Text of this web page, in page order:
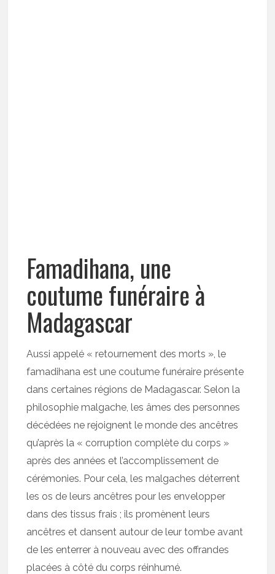
Famadihana, une
coutume funéraire à
Madagascar
Aussi appelé « retournement des morts », le
famadihana est une coutume funéraire présente
dans certaines régions de Madagascar. Selon la
philosophie malgache, les âmes des personnes
décédées ne rejoignent le monde des ancêtres
qu’après la « corruption complète du corps »
après des années et l’accomplissement de
cérémonies. Pour cela, les malgaches déterrent
les os de leurs ancêtres pour les envelopper
dans des tissus frais ; ils promènent leurs
ancêtres et dansent autour de leur tombe avant
de les enterrer à nouveau avec des offrandes
placées à côté du corps réinhumé.